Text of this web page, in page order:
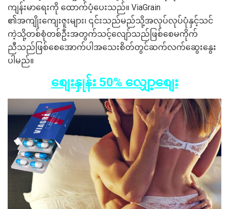
ကျန်းမာရေးကို ထောက်ပံ့ပေးသည်။ ViaGrain
၏အကျိုးကျေးဇူးများ၊ ၎င်းသည်မည်သို့အလုပ်လုပ်ပုံနှင့်သင်
ကဲ့သို့တစ်စုံတစ်ဦးအတွက်သင့်လျော်သည်ဖြစ်စေမကိုက်
ညီသည်ဖြစ်စေအောက်ပါအသေးစိတ်တွင်ဆက်လက်ဆွေးနွေး
ပါမည်။
စျေးနှုန်း 50% လျှော့စျေး